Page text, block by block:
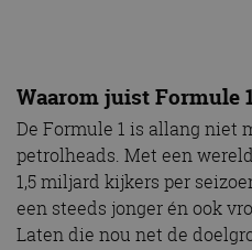
Waarom juist Formule
De Formule 1 is allang niet
petrolheads. Met een
1,5 miljard kijkers per
een steeds jonger én ook
Laten die nou net de